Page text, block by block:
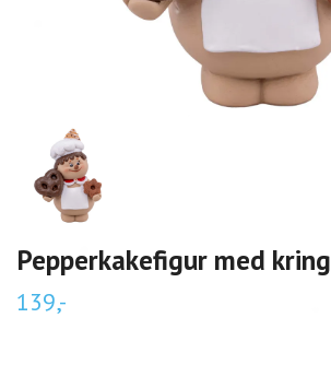
Pepperkakefigur med
139,-